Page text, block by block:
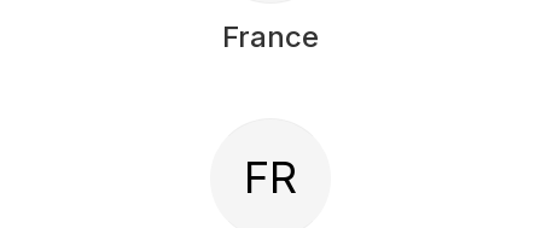
France
FR